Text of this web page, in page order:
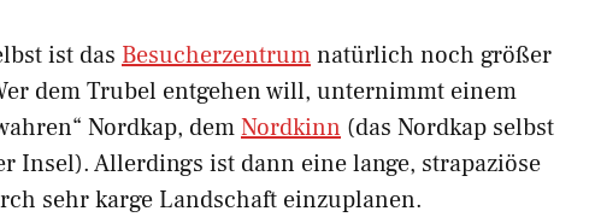
ist das Besucherzentrumnatürlich noch größer
dem Trubel entgehen will, unternimmt einem
Nordkap, demNordkinn (das Nordkap selbst
Insel). Allerdings ist dann eine lange, strapaziöse
sehr karge Landschaft einzuplanen.